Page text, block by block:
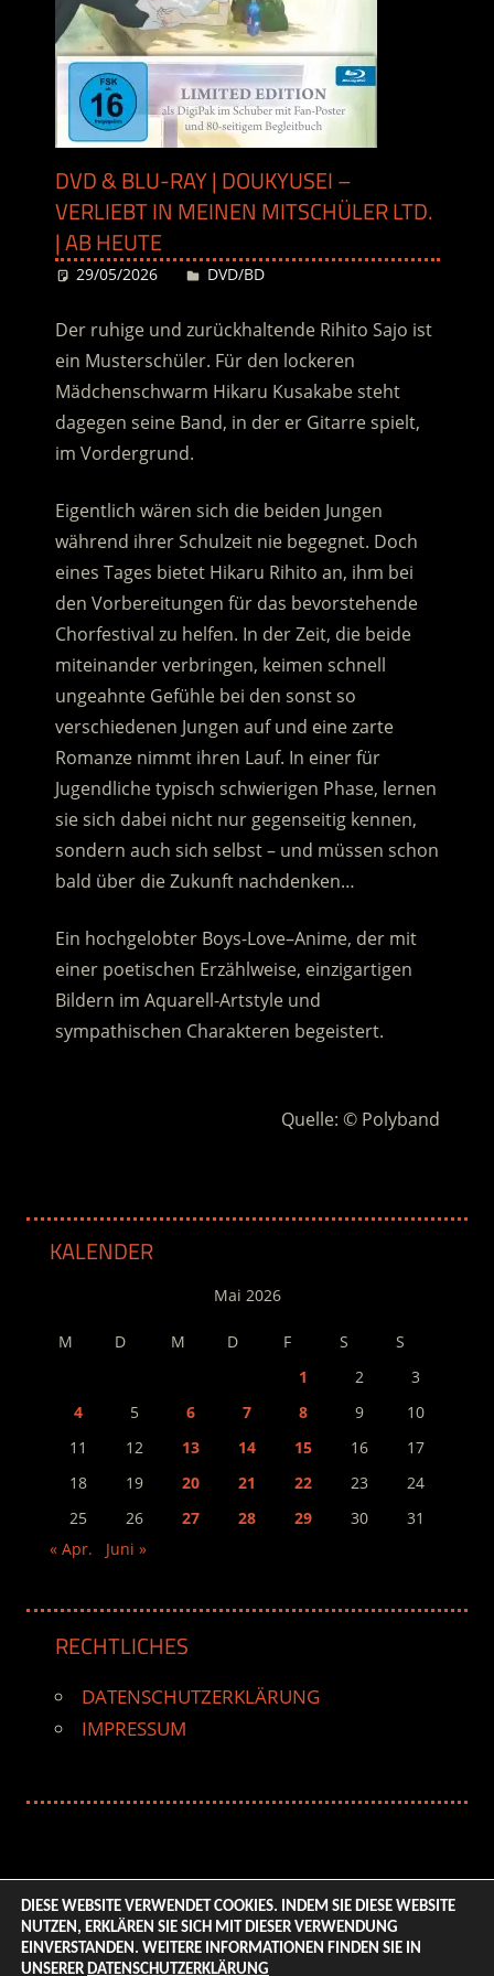
DVD & BLU-RAY | DOUKYUSEI –
VERLIEBT IN MEINEN MITSCHÜLER LTD.
| AB HEUTE
29/05/2026 Desiree
DVD/BD
Der ruhige und zurückhaltende Rihito Sajo ist
ein Musterschüler. Für den lockeren
Mädchenschwarm Hikaru Kusakabe steht
dagegen seine Band, in der er Gitarre spielt,
im Vordergrund.
Eigentlich wären sich die beiden Jungen
während ihrer Schulzeit nie begegnet. Doch
eines Tages bietet Hikaru Rihito an, ihm bei
den Vorbereitungen für das bevorstehende
Chorfestival zu helfen. In der Zeit, die beide
miteinander verbringen, keimen schnell
ungeahnte Gefühle bei den sonst so
verschiedenen Jungen auf und eine zarte
Romanze nimmt ihren Lauf. In einer für
Jugendliche typisch schwierigen Phase, lernen
sie sich dabei nicht nur gegenseitig kennen,
sondern auch sich selbst – und müssen schon
bald über die Zukunft nachdenken…
Ein hochgelobter Boys-Love–Anime, der mit
einer poetischen Erzählweise, einzigartigen
Bildern im Aquarell-Artstyle und
sympathischen Charakteren begeistert.
Quelle: © Polyband
KALENDER
Mai 2026
M D M D F S
S
1
2
3
4
5 6 7 8 9
10
11
12 13 14 15 16
17
18
19 20 21 22 23
24
25
26 27 28 29 30
31
« Apr.
Juni »
RECHTLICHES
DATENSCHUTZERKLÄRUNG
IMPRESSUM
© 2026 ENTERTAINMENT BASE – Life & Style Magazine.
All Rights Reserved. | Based on
DIESE WEBSITE VERWENDET COOKIES. INDEM SIE DIESE WEBSITE
NUTZEN, ERKLÄREN SIE SICH MIT DIESER VERWENDUNG
EINVERSTANDEN. WEITERE INFORMATIONEN FINDEN SIE IN
UNSERER DATENSCHUTZERKLÄRUNG